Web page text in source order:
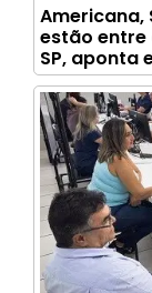
Americana,
estão entre
SP, aponta